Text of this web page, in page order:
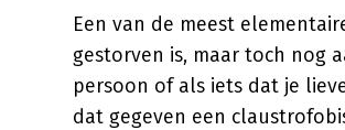
Een van de meest
gestorven is, maar toch nog
persoon of als iets dat je
dat gegeven een